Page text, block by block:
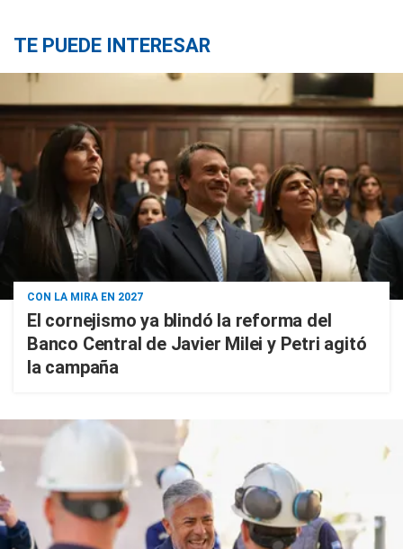
TE PUEDE INTERESAR
CON LA MIRA EN 2027
El cornejismo ya blindó la reforma del
Banco Central de Javier Milei y Petri agitó
la campaña